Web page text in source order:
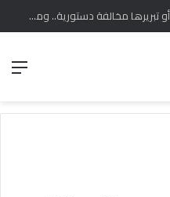
وزير العدل: إنكار جرائم النظام البائد أو تبريرها مخالفة دستورية.. ومشروع قانون خاص إلى مجلس الشعب